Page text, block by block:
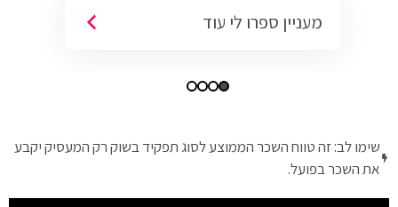
מעניין ספרו לי עוד
שימו לב: זה טווח השכר הממוצע לסוג תפקיד בשוק רק המעסיק יקבע
את השכר בפועל.